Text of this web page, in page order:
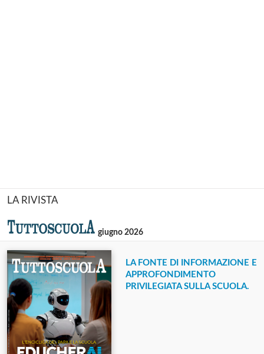
LA RIVISTA
giugno 2026
LA FONTE DI INFORMAZIONE E
APPROFONDIMENTO
PRIVILEGIATA SULLA SCUOLA.